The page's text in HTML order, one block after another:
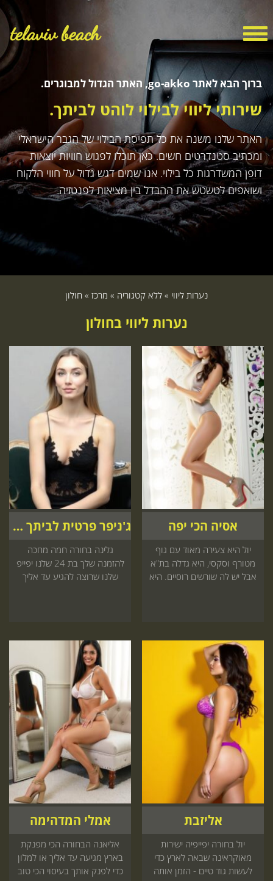
telaviv beach
ברוך הבא לאתר go-akko, האתר הגדול למבוגרים.
שירותי ליווי לבילוי לוהט לביתך.
האתר שלנו משנה את כל תפיסת הבילוי של הגבר הישראלי
ומכתיב סטנדרטים חשים. כאן תוכלו לפגוש חוויות יוצאות
דופן המשדרגות כל בילוי. אנו שמים דגש גדול על חווי הלקוח
ושואפים לטשטש את ההבדל בין מציאות לפנטזיה.
נערות ליווי » ללא קטגוריה » מרכז » חולון
נערות ליווי בחולון
אסיה הכי יפה
יול היא צעירה מאוד עם גוף
מטורף וסקסי, היא גדלה בת"א
אבל יש לה שורשים רוסיים. היא
ג'ניפר פרטית לביתך מלון
גלינה בחורה חמה מחכה
להזמנה שלך בת 24 שלנו יפייפ
שלנו שרוצה להגיע עד אליך
אליזבת
יול בחורה יפייפיה ישירות
מאוקראינה שבאה לארץ כדי
לעשות גוד טיים - הזמן אותה
אמלי המדהימה
אליאנה הבחורה הכי מפנקת
בארץ מגיעה עד אליך או למלון
כדי לפנק אותך בעיסוי הכי טוב